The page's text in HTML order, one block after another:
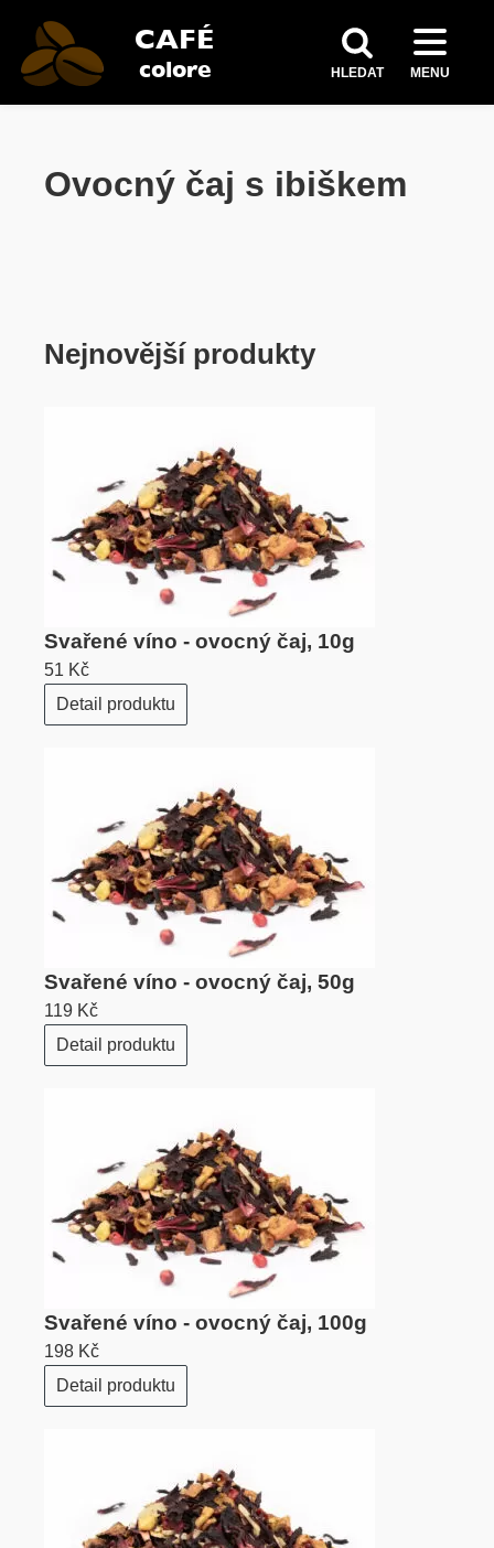
HLEDAT MENU
Ovocný čaj s ibiškem
Nejnovější produkty
Svařené víno - ovocný čaj, 10g
51 Kč
Detail produktu
Svařené víno - ovocný čaj, 50g
119 Kč
Detail produktu
Svařené víno - ovocný čaj, 100g
198 Kč
Detail produktu